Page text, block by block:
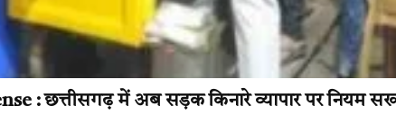
: छत्तीसगढ़ में अब सड़क किनारे व्यापार पर नियम